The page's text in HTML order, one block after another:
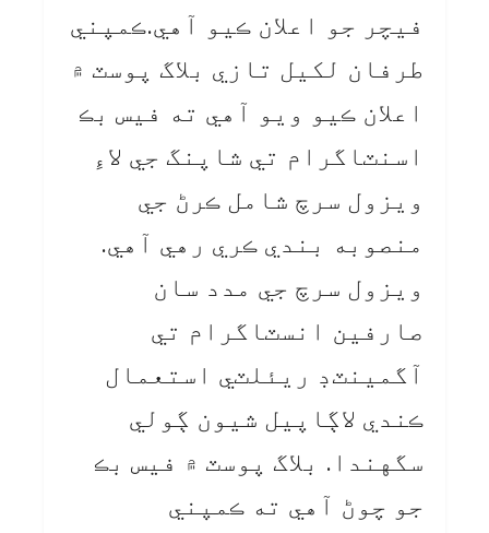
فيچر جو اعلان ڪيو آهي.ڪمپني
طرفان لکيل تازي بلاگ پوسٽ ۾
اعلان ڪيو ويو آهي ته فيس بڪ
اسنٽاگرام تي شاپنگ جي لاءِ
ويزول سرچ شامل ڪرڻ جي
منصوبه بندي ڪري رهي آهي.
ويزول سرچ جي مدد سان
صارفين انسٽاگرام تي
آگمينٽڊ ريئلٽي استعمال
ڪندي لاڳاپيل شيون ڳولي
سگهندا. بلاگ پوسٽ ۾ فيس بڪ
جو چوڻ آهي ته ڪمپني